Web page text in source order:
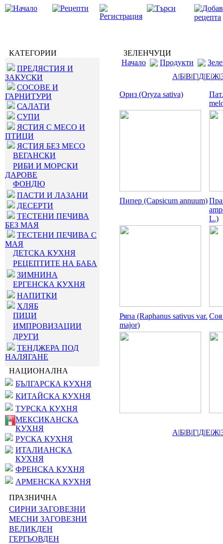
КАТЕГОРИИ
ПРЕДЯСТИЯ И
ЗАКУСКИ
СОСОВЕ И
ГАРНИТУРИ
САЛАТИ
СУПИ
ЯСТИЯ С МЕСО И
ПТИЦИ
ЯСТИЯ БЕЗ МЕСО
ВЕГАНСКИ
РИБИ И МОРСКИ
ДАРОВЕ
ФОНДЮ
ПАСТИ И ЛАЗАНИ
ДЕСЕРТИ
ТЕСТЕНИ ПЕЧИВА
БЕЗ МАЯ
ТЕСТЕНИ ПЕЧИВА С
МАЯ
ДЕТСКА КУХНЯ
РЕЦЕПТИТЕ НА БАБА
ЗИМНИНА
ЕРГЕНСКА КУХНЯ
НАПИТКИ
ХЛЯБ
ПИЦИ
ИМПРОВИЗАЦИИ
ДРУГИ
ТЕНДЖЕРА ПОД
НАЛЯГАНЕ
НАЦИОНАЛНА
БЪЛГАРСКА КУХНЯ
КИТАЙСКА КУХНЯ
ТУРСКА КУХНЯ
МЕКСИКАНСКА
КУХНЯ
РУСКА КУХНЯ
ИТАЛИАНСКА
КУХНЯ
ФРЕНСКА КУХНЯ
АРМЕНСКА КУХНЯ
ПРАЗНИЧНА
СИРНИ ЗАГОВЕЗНИ
МЕСНИ ЗАГОВЕЗНИ
ВЕЛИКДЕН
ГЕРГЬОВДЕН
ЗЕЛЕНЧУЦИ
Начало
Продукти
А|Б|В|Г|Д|Е|Ж|
Ориз (Oryza sativa)
Пипер (Capsicum annuum)
L.)
Ряпа (Raphanus sativus var.
major)
Соя
А|Б|В|Г|Д|Е|Ж|